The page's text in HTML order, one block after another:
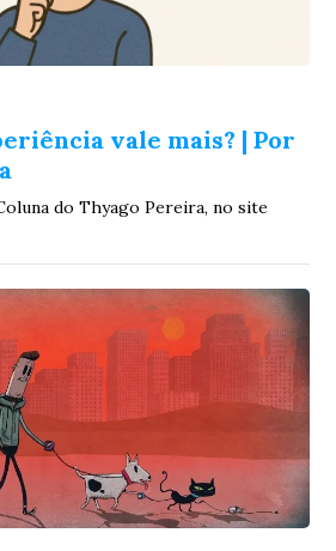
vale mais? | Por
do Thyago Pereira, no site